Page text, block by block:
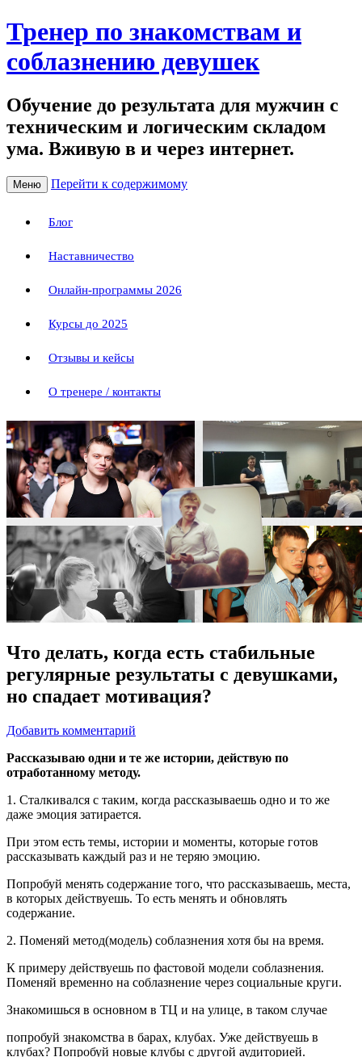
Тренер по знакомствам и
соблазнению девушек
Обучение до результата для мужчин с
техническим и логическим складом
ума. Вживую в и через интернет.
Меню Перейти к содержимому
Блог
Наставничество
Онлайн-программы 2026
Курсы до 2025
Отзывы и кейсы
О тренере / контакты
Что делать, когда есть стабильные
регулярные результаты с девушками,
но спадает мотивация?
Добавить комментарий
Рассказываю одни и те же истории, действую по
отработанному методу.
1. Сталкивался с таким, когда рассказываешь одно и то же
даже эмоция затирается.
При этом есть темы, истории и моменты, которые готов
рассказывать каждый раз и не теряю эмоцию.
Попробуй менять содержание того, что рассказываешь, места,
в которых действуешь. То есть менять и обновлять
содержание.
2. Поменяй метод(модель) соблазнения хотя бы на время.
К примеру действуешь по фастовой модели соблазнения.
Поменяй временно на соблазнение через социальные круги.
Знакомишься в основном в ТЦ и на улице, в таком случае
попробуй знакомства в барах, клубах. Уже действуешь в
клубах? Попробуй новые клубы с другой аудиторией.